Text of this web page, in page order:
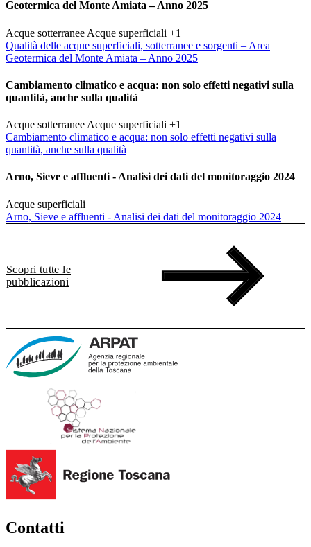
Geotermica del Monte Amiata – Anno 2025
Acque sotterranee Acque superficiali +1
Qualità delle acque superficiali, sotterranee e sorgenti – Area
Geotermica del Monte Amiata – Anno 2025
Cambiamento climatico e acqua: non solo effetti negativi sulla
quantità, anche sulla qualità
Acque sotterranee Acque superficiali +1
Cambiamento climatico e acqua: non solo effetti negativi sulla
quantità, anche sulla qualità
Arno, Sieve e affluenti - Analisi dei dati del monitoraggio 2024
Acque superficiali
Arno, Sieve e affluenti - Analisi dei dati del monitoraggio 2024
Scopri tutte le
pubblicazioni
Contatti